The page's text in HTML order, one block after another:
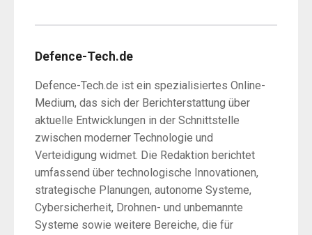
Defence-Tech.de
Defence-Tech.de ist ein spezialisiertes Online-
Medium, das sich der Berichterstattung über
aktuelle Entwicklungen in der Schnittstelle
zwischen moderner Technologie und
Verteidigung widmet. Die Redaktion berichtet
umfassend über technologische Innovationen,
strategische Planungen, autonome Systeme,
Cybersicherheit, Drohnen- und unbemannte
Systeme sowie weitere Bereiche, die für